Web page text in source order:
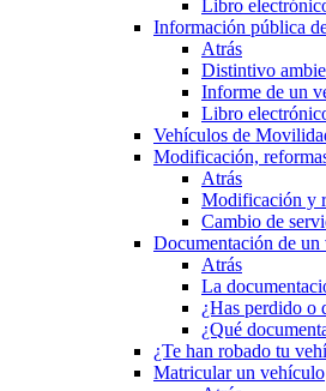
Libro
Información pública
Atrás
Distintivo
Informe de un
Libro
Vehículos de
Modificación,
Atrás
Modificación y
Cambio de
Documentación de un
Atrás
La
¿Has perdido o
¿Qué
¿Te han robado tu
Matricular un vehículo